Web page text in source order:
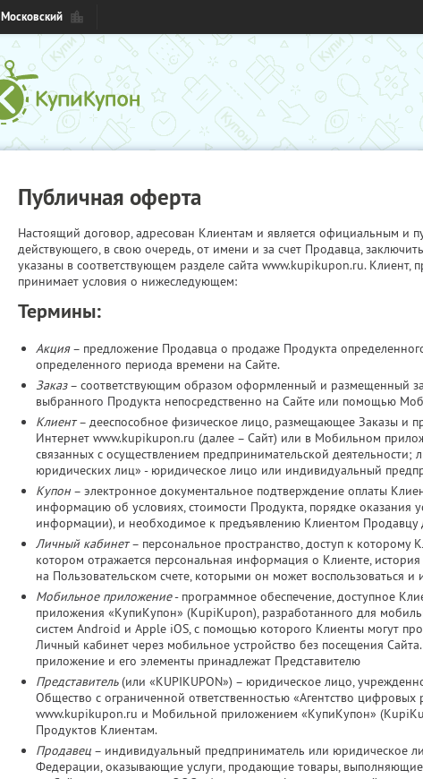
Московский
Публичная оферта
Настоящий договор, адресован Клиентам и является официальным и
действующего, в свою очередь, от имени и за счет Продавца,
указаны в соответствующем разделе сайта www.kupikupon.ru. Клиент,
принимает условия о нижеследующем:
Термины:
Акция– предложение Продавца о продаже Продукта
определенного периода времени на Сайте.
Заказ– соответствующим образом оформленный и размещенный
выбранного Продукта непосредственно на Сайте или помощью
Клиент– дееспособное физическое лицо, размещающее Заказы и
Интернет www.kupikupon.ru (далее – Сайт) или в Мобильном
связанных с осуществлением предпринимательской деятельности;
юридических лиц» - юридическое лицо или индивидуальный
Купон – электронное документальное подтверждение оплаты
информацию об условиях, стоимости Продукта, порядке оказания
информации), и необходимое к предъявлению Клиентом Продавцу
Личный кабинет– персональное пространство, доступ к
котором отражается персональная информация о Клиенте,
на Пользовательском счете, которыми он может воспользоваться
Мобильное приложение- программное обеспечение, доступное
приложения «КупиКупон» (KupiKupon), разработанного для
систем Android и Apple iOS, с помощью которого Клиенты могут
Личный кабинет через мобильное устройство без посещения
приложение и его элементы принадлежат Представителю
Представитель(или «KUPIKUPON») – юридическое лицо,
Общество с ограниченной ответственностью «Агентство
www.kupikupon.ru и Мобильной приложением «КупиКупон»
Продуктов Клиентам.
Продавец – индивидуальный предприниматель или юридическое
Федерации, оказывающие услуги, продающие товары,